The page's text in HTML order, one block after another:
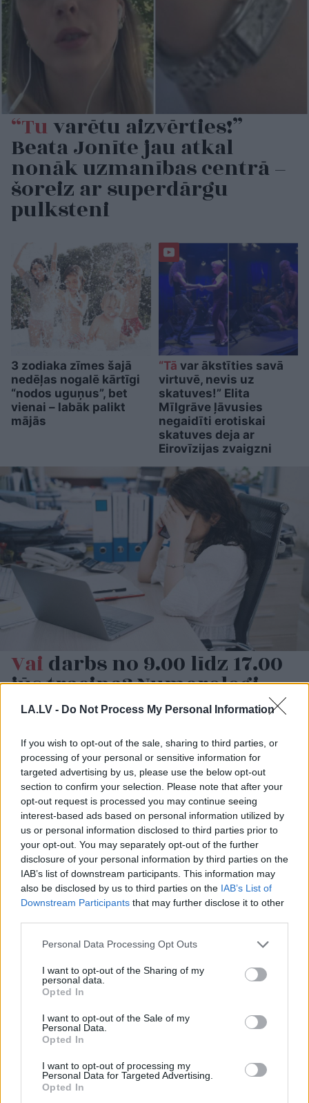
LA.LV - Do Not Process My Personal Information
If you wish to opt-out of the sale, sharing to third parties, or
processing of your personal or sensitive information for
targeted advertising by us, please use the below opt-out
section to confirm your selection. Please note that after your
opt-out request is processed you may continue seeing
interest-based ads based on personal information utilized by
us or personal information disclosed to third parties prior to
your opt-out. You may separately opt-out of the further
disclosure of your personal information by third parties on the
IAB’s list of downstream participants. This information may
also be disclosed by us to third parties on the IAB’s List of
Downstream Participants that may further disclose it to other
Please note that this website/app uses one or more Google
not limited to your visit or usage behaviour. You may click to
grant or deny consent to Google and its third-party tags to
use your data for below specified purposes in below Google
consent section.
Personal Data Processing Opt Outs
I want to opt-out of the Sharing of my
personal data.
Opted In
I want to opt-out of the Sale of my
Personal Data.
Opted In
I want to opt-out of processing my
Personal Data for Targeted Advertising.
Opted In
“Tuvarētu aizvērties!”
Beata Jonīte jau atkal
nonāk uzmanības centrā –
šoreiz ar superdārgu
pulksteni
3 zodiaka zīmes šajā
nedēļas nogalē kārtīgi
“nodos uguņus”, bet
vienai – labāk palikt
mājās
“Tā var ākstīties savā
virtuvē, nevis uz
skatuves!” Elita
Mīlgrāve ļāvusies
negaidīti erotiskai
skatuves deja ar
Eirovīzijas zvaigzni
Vaidarbs no 9.00 līdz 17.00
jūs tracina? Numerologi
izceļ četrus dzimšanas
datumus, kuru
īpašniekiem brīvība ir īpaši
svarīga
LASĪTĀKIE
Ārstinosauc četrus augļus ar kuru ēšanu
pēc 45 gadu vecuma nevajadzētu pārlieku
aizrauties
3zodiaka zīmes šajā nedēļas nogalē
kārtīgi “nodos uguņus”, bet vienai – labāk
palikt mājās
“Spāņi aiz šausmām mēmi!” Dombravas
to domā spāņi?
ASV izlūkdienesti atklāj Putina iespējamo
nākamo soli: risks pieaugs jau šoruden
Nabagacilvēks! “Pepco” veikalā kāds
pircējs dabūjis dzirdēt to, ko viņam
noteikti nebūtu jādzird